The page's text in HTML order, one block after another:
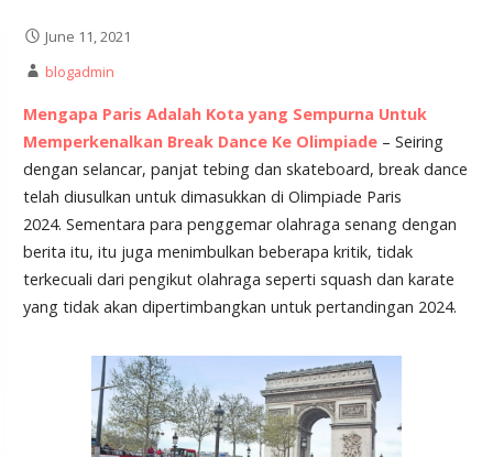
June 11, 2021
blogadmin
Mengapa Paris Adalah Kota yang Sempurna Untuk
Memperkenalkan Break Dance Ke Olimpiade– Seiring
dengan selancar, panjat tebing dan skateboard, break dance
telah diusulkan untuk dimasukkan di Olimpiade Paris
2024. Sementara para penggemar olahraga senang dengan
berita itu, itu juga menimbulkan beberapa kritik, tidak
terkecuali dari pengikut olahraga seperti squash dan karate
yang tidak akan dipertimbangkan untuk pertandingan 2024.